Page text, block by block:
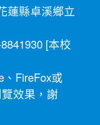
蓮縣卓溪鄉立
[本校
、 FireFox或
效果，謝